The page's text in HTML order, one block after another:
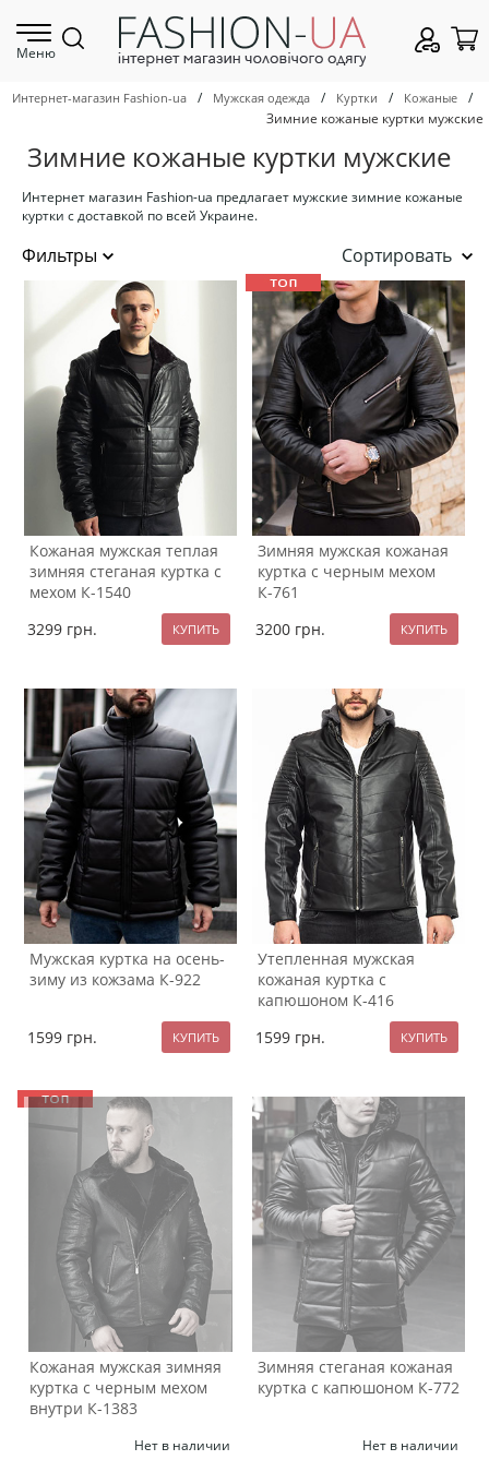
Меню
Интернет-магазин Fashion-ua / Мужская одежда / Куртки / Кожаные
/
Зимние кожаные куртки мужские
Зимние кожаные куртки мужские
Интернет магазин Fashion-ua предлагает мужские зимние кожаные
куртки с доставкой по всей Украине.
Сортировать
Кожаная мужская теплая
зимняя стеганая куртка с
мехом К-1540
3299 грн.
Зимняя мужская кожаная
куртка с черным мехом
К-761
3200 грн.
Мужская куртка на осень-
зиму из кожзама К-922
1599 грн.
Утепленная мужская
кожаная куртка с
капюшоном К-416
1599 грн.
Кожаная мужская зимняя
куртка с черным мехом
внутри К-1383
Нет в наличии
Зимняя стеганая кожаная
куртка с капюшоном К-772
Нет в наличии